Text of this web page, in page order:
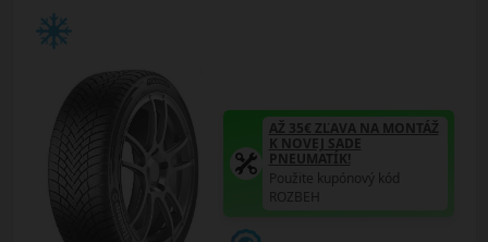
AŽ 35€ ZĽAVA NA MONTÁŽ
K NOVEJ SADE
PNEUMATÍK!
Použite kupónový kód
ROZBEH